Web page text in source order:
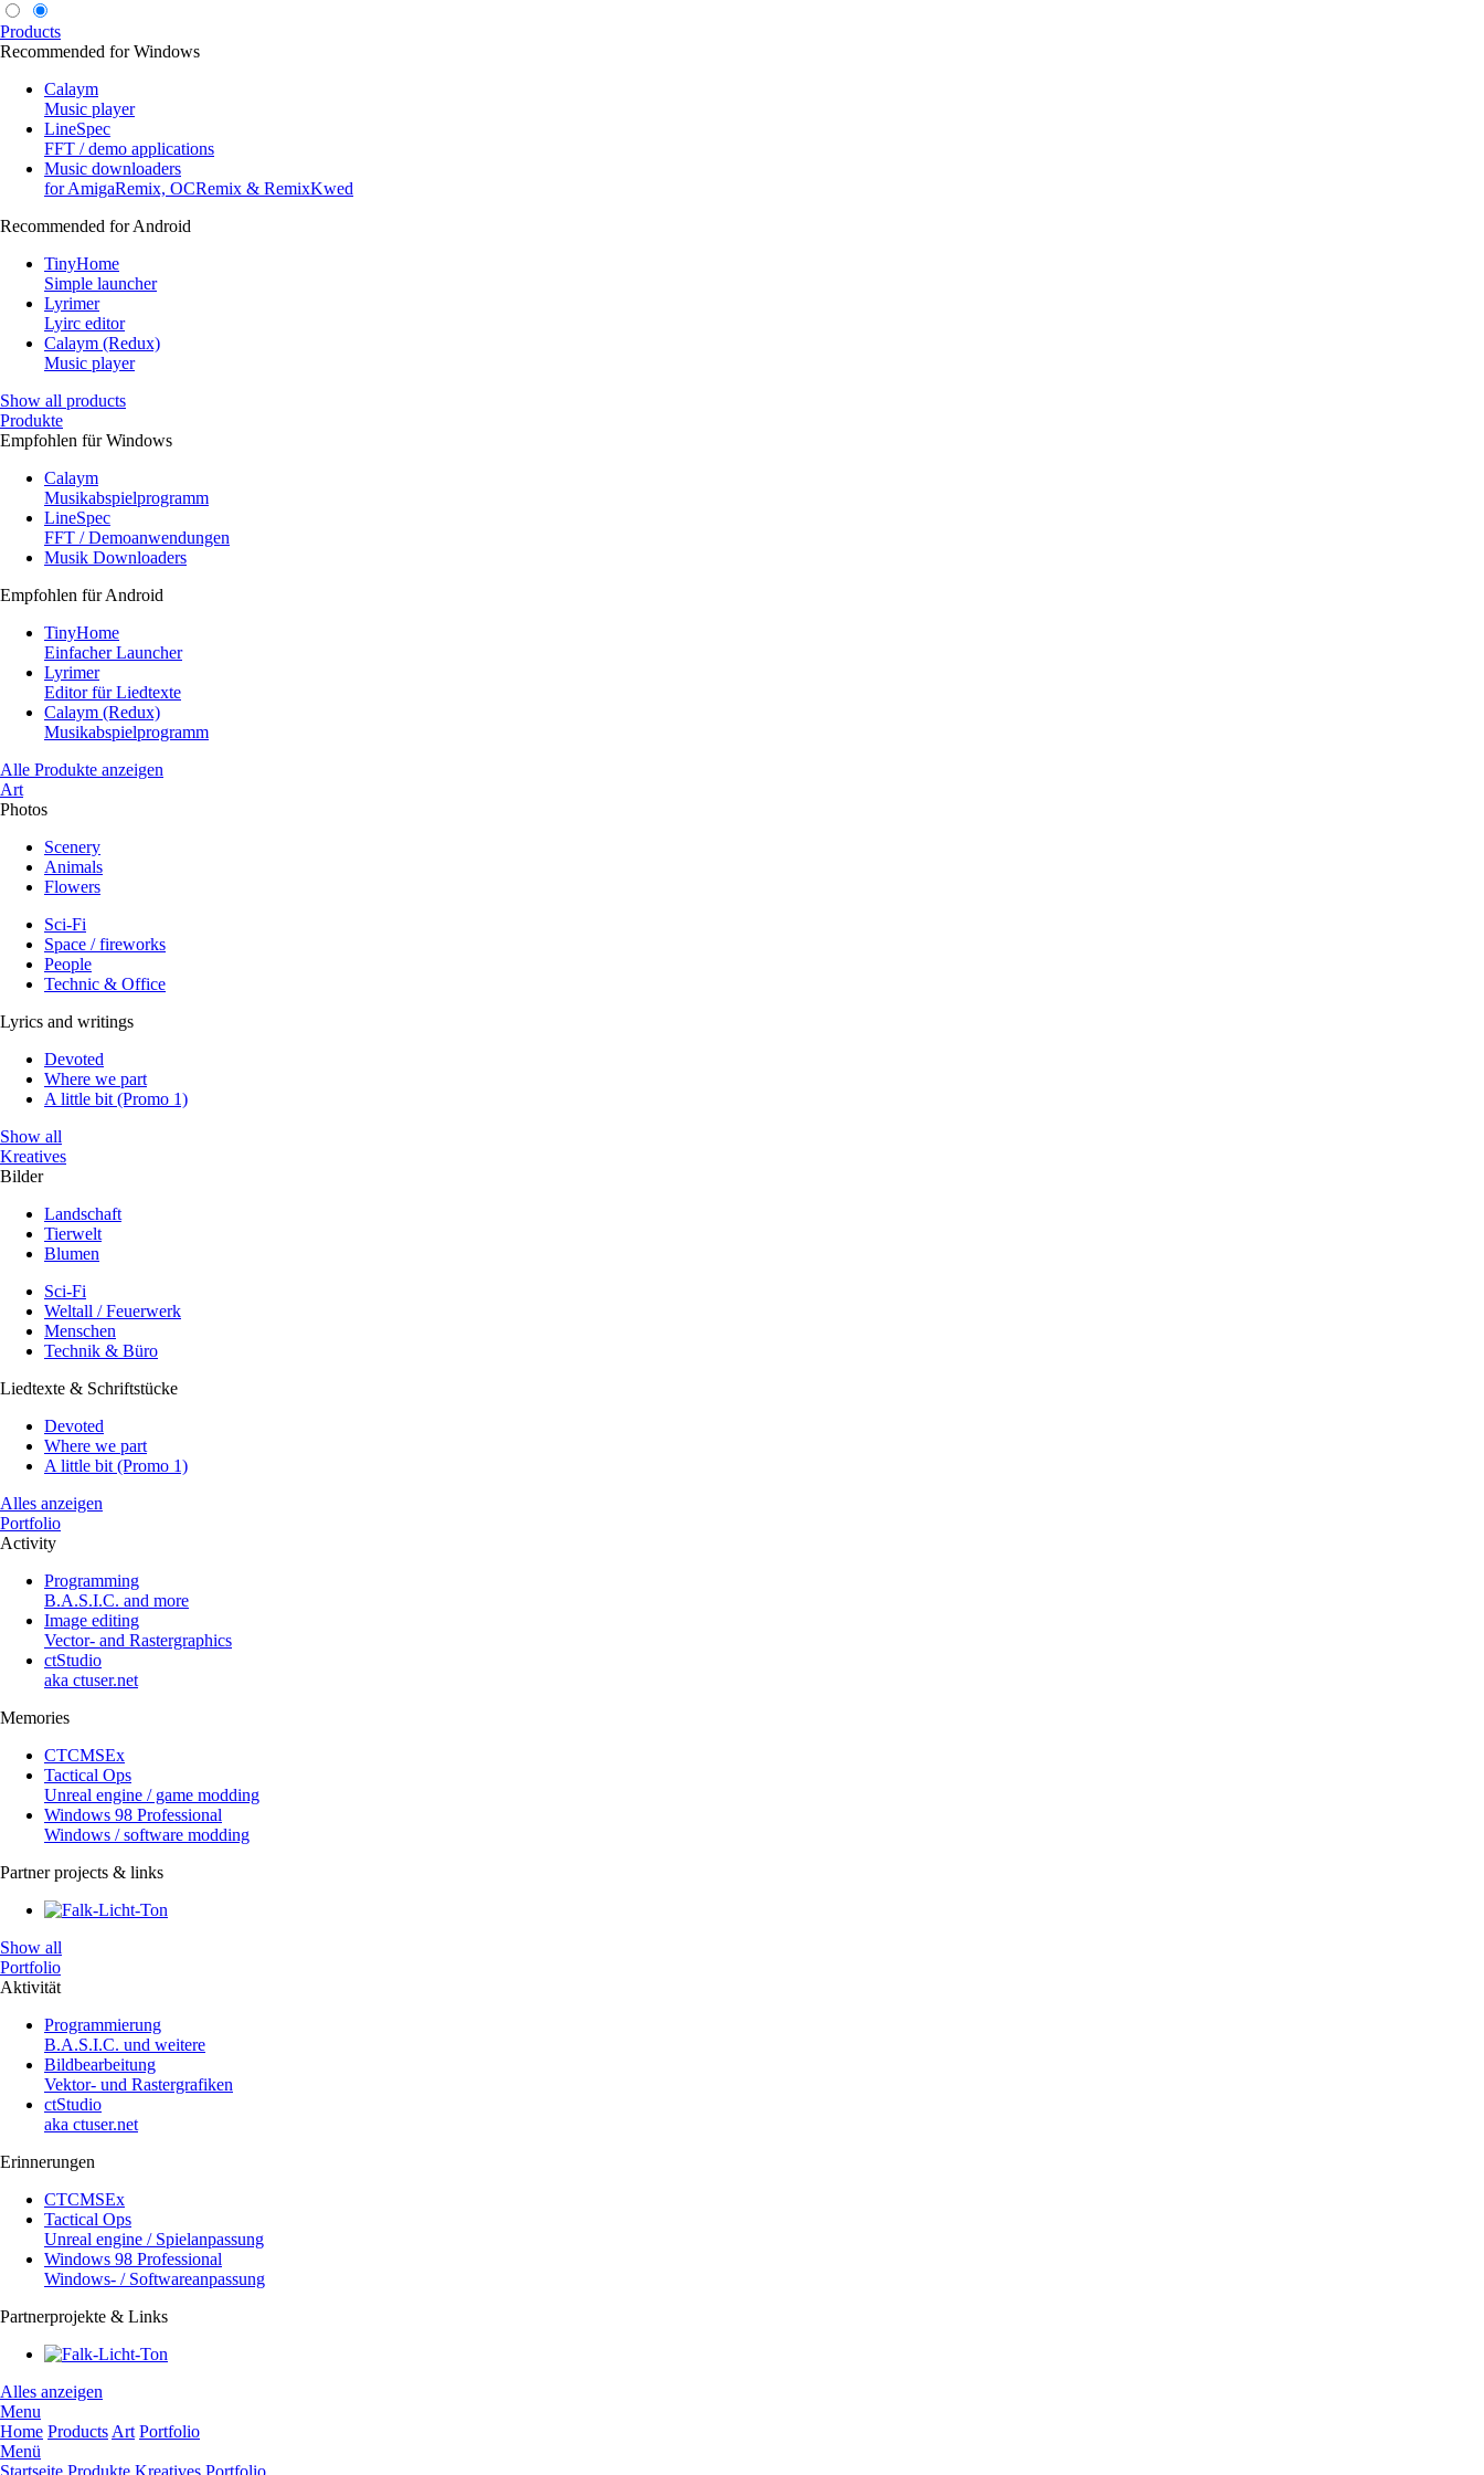
Products
Recommended for Windows
Calaym
Music player
LineSpec
FFT / demo applications
Music downloaders
for AmigaRemix, OCRemix & RemixKwed
Recommended for Android
TinyHome
Simple launcher
Lyrimer
Lyirc editor
Calaym (Redux)
Music player
Show all products
Produkte
Empfohlen für Windows
Calaym
Musikabspielprogramm
LineSpec
FFT / Demoanwendungen
Musik Downloaders
Empfohlen für Android
TinyHome
Einfacher Launcher
Lyrimer
Editor für Liedtexte
Calaym (Redux)
Musikabspielprogramm
Alle Produkte anzeigen
Art
Photos
Scenery
Animals
Flowers
Sci-Fi
Space / fireworks
People
Technic & Office
Lyrics and writings
Devoted
Where we part
A little bit (Promo 1)
Show all
Kreatives
Bilder
Landschaft
Tierwelt
Blumen
Sci-Fi
Weltall / Feuerwerk
Menschen
Technik & Büro
Liedtexte & Schriftstücke
Devoted
Where we part
A little bit (Promo 1)
Alles anzeigen
Portfolio
Activity
Programming
B.A.S.I.C. and more
Image editing
Vector- and Rastergraphics
ctStudio
aka ctuser.net
Memories
CTCMSEx
Tactical Ops
Unreal engine / game modding
Windows 98 Professional
Windows / software modding
Partner projects & links
Show all
Portfolio
Aktivität
Programmierung
B.A.S.I.C. und weitere
Bildbearbeitung
Vektor- und Rastergrafiken
ctStudio
aka ctuser.net
Erinnerungen
CTCMSEx
Tactical Ops
Unreal engine / Spielanpassung
Windows 98 Professional
Windows- / Softwareanpassung
Partnerprojekte & Links
Alles anzeigen
Menu
Home Products Art Portfolio
Menü
Startseite Produkte Kreatives Portfolio